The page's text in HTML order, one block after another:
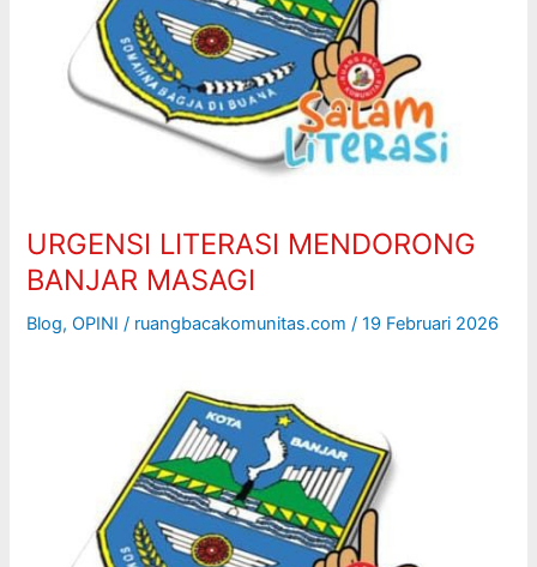
URGENSI LITERASI MENDORONG
BANJAR MASAGI
Blog,OPINI / ruangbacakomunitas.com/19 Februari 2026